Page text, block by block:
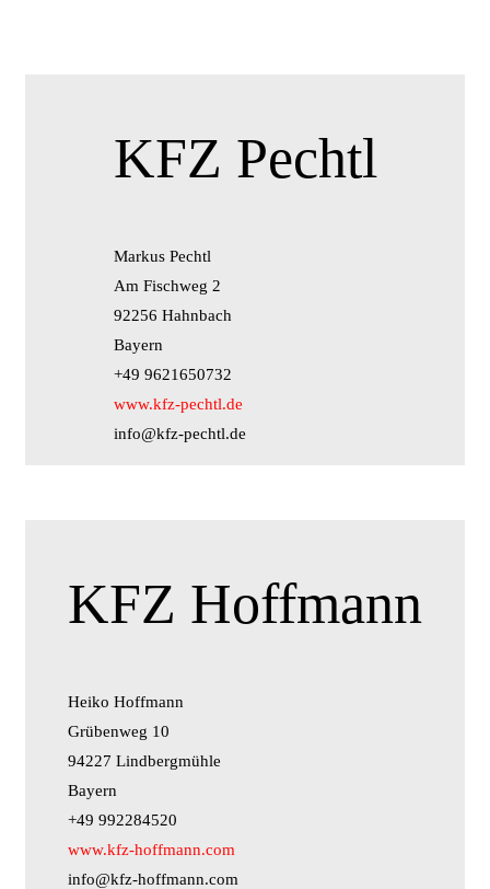
KFZ Pechtl
Markus Pechtl
Am Fischweg 2
92256 Hahnbach
Bayern
+49 9621650732
www.kfz-pechtl.de
info@kfz-pechtl.de
KFZ Hoffmann
Heiko Hoffmann
Grübenweg 10
94227 Lindbergmühle
Bayern
+49 992284520
www.kfz-hoffmann.com
info@kfz-hoffmann.com